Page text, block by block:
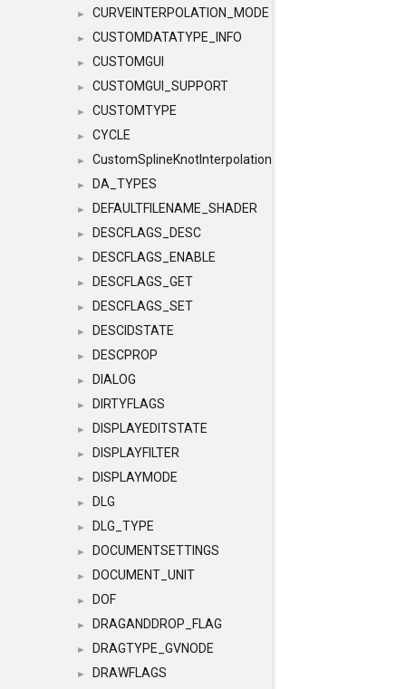
► CURVEINTERPOLATION_MODE
► CUSTOMDATATYPE_INFO
► CUSTOMGUI
► CUSTOMGUI_SUPPORT
► CUSTOMTYPE
► CYCLE
► CustomSplineKnotInterpolation
► DA_TYPES
► DEFAULTFILENAME_SHADER
► DESCFLAGS_DESC
► DESCFLAGS_ENABLE
► DESCFLAGS_GET
► DESCFLAGS_SET
► DESCIDSTATE
► DESCPROP
► DIALOG
► DIRTYFLAGS
► DISPLAYEDITSTATE
► DISPLAYFILTER
► DISPLAYMODE
► DLG
► DLG_TYPE
► DOCUMENTSETTINGS
► DOCUMENT_UNIT
► DOF
► DRAGANDDROP_FLAG
► DRAGTYPE_GVNODE
► DRAWFLAGS